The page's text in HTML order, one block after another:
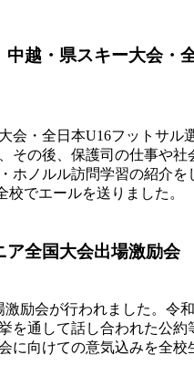
越・県スキー大会・
・全日本U16フットサル
の後、保護司の仕事や
ノルル訪問学習の紹介を
でエールを送りました。
ア全国大会出場激励会
励会が行われました。令
通して話し合われた公
に向けての意気込みを全